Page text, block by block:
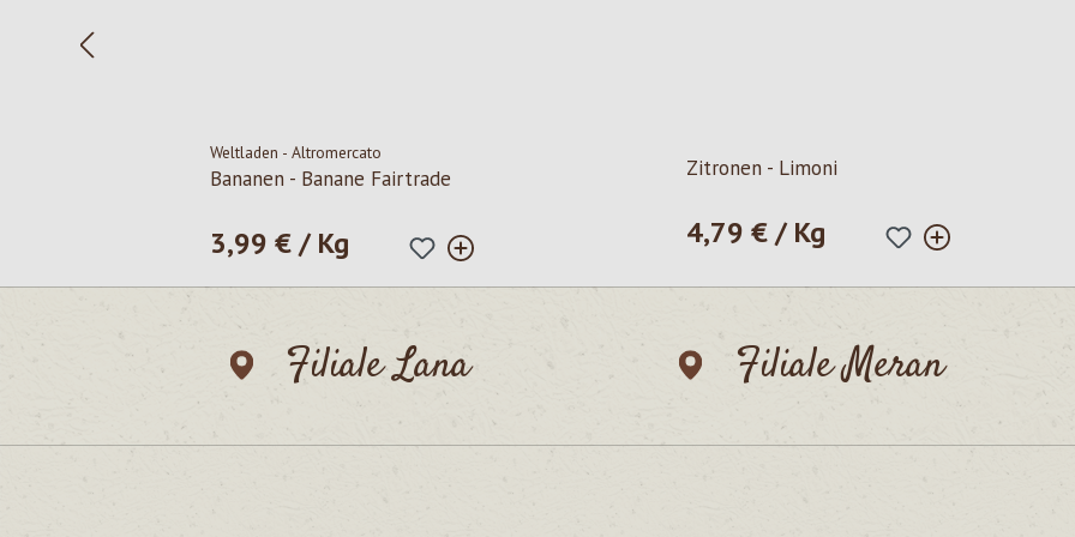
Weltladen - Altromercato
Bananen - Banane Fairtrade
Regulärer Preis:
3,99 € / Kg
Zitronen - Limoni
Regulärer Preis:
4,79 € / Kg
Filiale Lana Filiale Meran